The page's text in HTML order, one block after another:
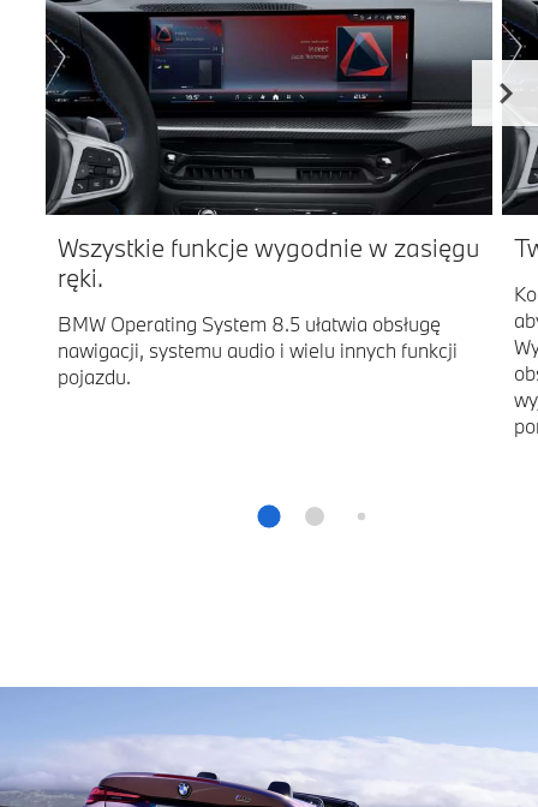
Wszystkie funkcje wygodnie w zasięgu
ręki.
BMW Operating System 8.5 ułatwia obsługę
nawigacji, systemu audio i wielu innych funkcji
pojazdu.